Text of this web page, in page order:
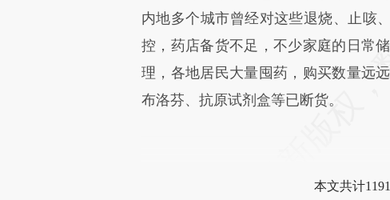
内地多个城市曾经对这些退烧、止咳
控，药店备货不足，不少家庭的日常
理，各地居民大量囤药，购买数量远
布洛芬、抗原试剂盒等已断货。
本文共计